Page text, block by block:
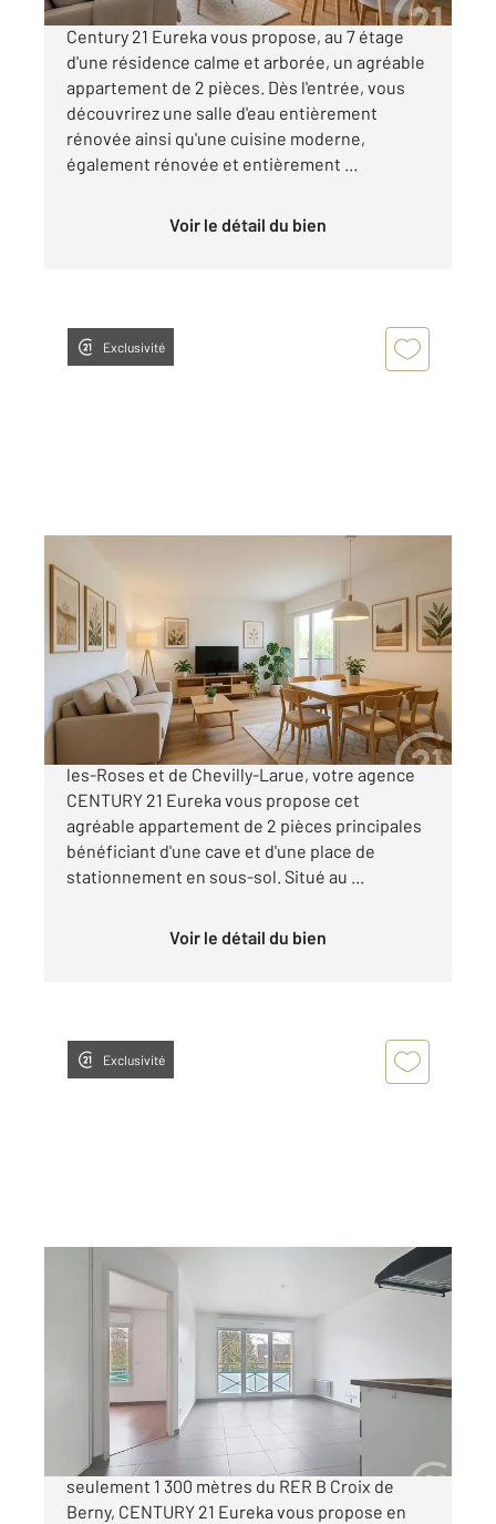
Century 21 Eureka vous propose, au 7 étage
d'une résidence calme et arborée, un agréable
appartement de 2 pièces. Dès l'entrée, vous
découvrirez une salle d'eau entièrement
rénovée ainsi qu'une cuisine moderne,
également rénovée et entièrement ...
Voir le détail du bien
Exclusivité
49,69 m
Ref : 9731
Appartement F2 à vendre
169 900 €
RESIDENCE DU PLATEAU, à la limite de l'Hay-
les-Roses et de Chevilly-Larue, votre agence
CENTURY 21 Eureka vous propose cet
agréable appartement de 2 pièces principales
bénéficiant d'une cave et d'une place de
stationnement en sous-sol. Situé au ...
Voir le détail du bien
Exclusivité
FRESNES 94
, 2 pièces
Ref : 9616
Appartement F2 à vendre
169 900 €
Situé dans une résidence récente de 2012, à
seulement 1 300 mètres du RER B Croix de
Berny, CENTURY 21 Eureka vous propose en